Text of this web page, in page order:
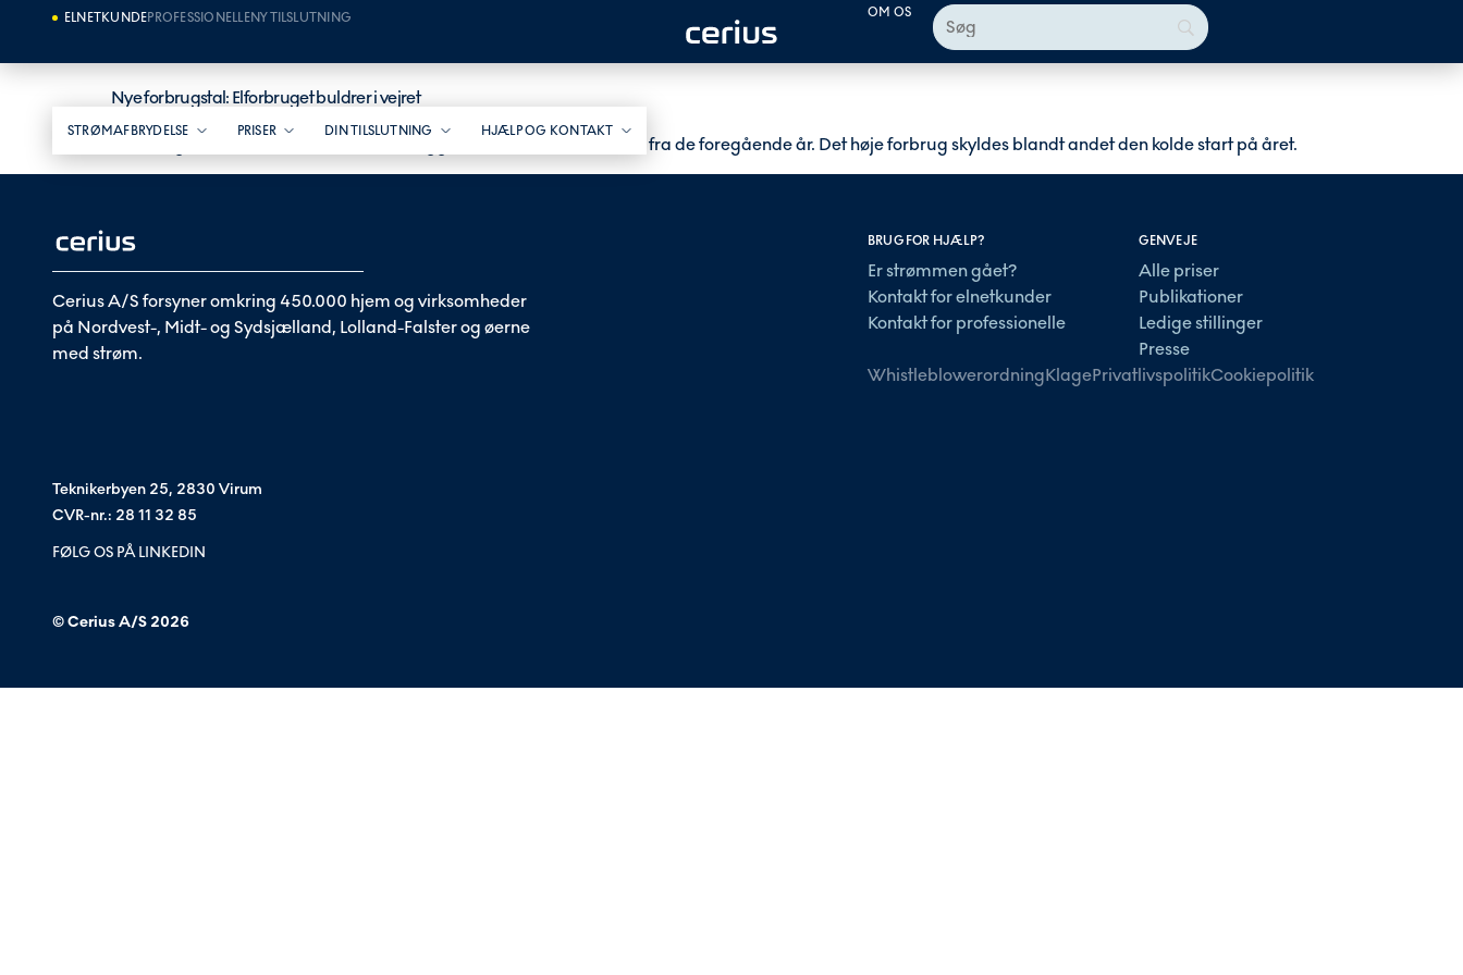
ELNETKUNDEPROFESSIONELLENY TILSLUTNING
STRØMAFBRYDELSE PRISER DIN TILSLUTNING HJÆLP OG KONTAKT​
OM OS
Nye forbrugstal: Elforbruget buldrer i vejret
Elforbruget i årets seks første måneder ligger markant over niveauet fra de foregående år. Det høje forbrug skyldes blandt andet den kolde start på året.
Cerius A/S forsyner omkring 450.000 hjem og virksomheder
på Nordvest-, Midt- og Sydsjælland, Lolland-Falster og øerne
med strøm.
Teknikerbyen 25, 2830 Virum
CVR-nr.: 28 11 32 85
FØLG OS PÅ LINKEDIN
© Cerius A/S 2026
BRUG FOR HJÆLP?
Er strømmen gået?
Kontakt for elnetkunder
Kontakt for professionelle
GENVEJE
Alle priser
Publikationer
Ledige stillinger
Presse
WhistleblowerordningKlagePrivatlivspolitikCookiepolitik